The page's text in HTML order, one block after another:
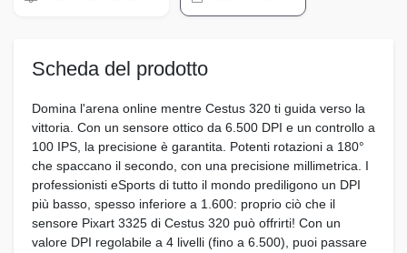
Scheda del prodotto
Domina l'arena online mentre Cestus 320 ti guida verso la
vittoria. Con un sensore ottico da 6.500 DPI e un controllo a
100 IPS, la precisione è garantita. Potenti rotazioni a 180°
che spaccano il secondo, con una precisione millimetrica. I
professionisti eSports di tutto il mondo prediligono un DPI
più basso, spesso inferiore a 1.600: proprio ciò che il
sensore Pixart 3325 di Cestus 320 può offrirti! Con un
valore DPI regolabile a 4 livelli (fino a 6.500), puoi passare